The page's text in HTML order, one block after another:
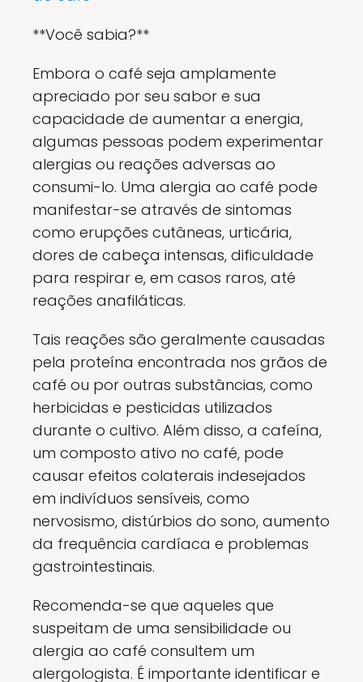
**Você sabia?**
Embora o café seja amplamente
apreciado por seu sabor e sua
capacidade de aumentar a energia,
algumas pessoas podem experimentar
alergias ou reações adversas ao
consumi-lo. Uma alergia ao café pode
manifestar-se através de sintomas
como erupções cutâneas, urticária,
dores de cabeça intensas, dificuldade
para respirar e, em casos raros, até
reações anafiláticas.
Tais reações são geralmente causadas
pela proteína encontrada nos grãos de
café ou por outras substâncias, como
herbicidas e pesticidas utilizados
durante o cultivo. Além disso, a cafeína,
um composto ativo no café, pode
causar efeitos colaterais indesejados
em indivíduos sensíveis, como
nervosismo, distúrbios do sono, aumento
da frequência cardíaca e problemas
gastrointestinais.
Recomenda-se que aqueles que
suspeitam de uma sensibilidade ou
alergia ao café consultem um
alergologista. É importante identificar e